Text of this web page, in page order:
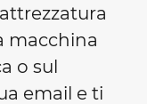
macchina
o sul
email e ti